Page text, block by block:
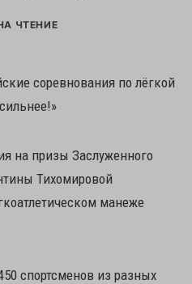
ЧТЕНИЕ
соревнования по лёгкой
на призы Заслуженного
Тихомировой
манеже
спортсменов из разных